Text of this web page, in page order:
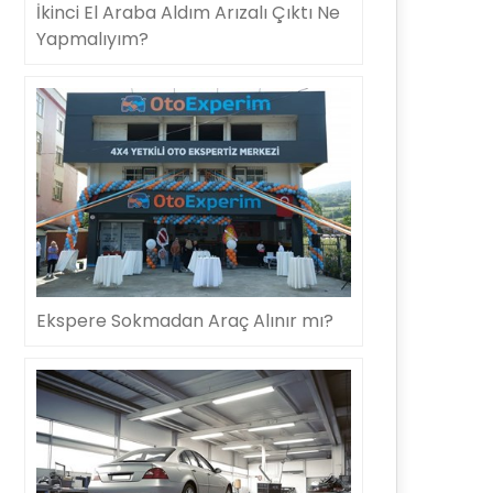
İkinci El Araba Aldım Arızalı Çıktı Ne
Yapmalıyım?
Ekspere Sokmadan Araç Alınır mı?